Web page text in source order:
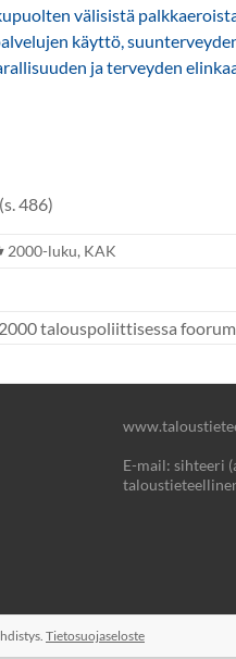
välisistä
käyttö,
ja terveyden
(s. 486)
2000-luku, KAK
talouspoliittisessa
E-mail: sihteeri
Tietosuojaseloste